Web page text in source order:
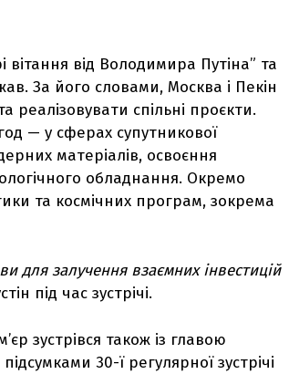
вітання від Володимира Путіна” та
За його словами, Москва і Пекін
реалізовувати спільні проєкти.
— у сферах супутникової
матеріалів, освоєння
обладнання. Окремо
та космічних програм, зокрема
для залучення взаємних інвестицій
під час зустрічі.
зустрівся також із главою
30-ї регулярної зустрічі